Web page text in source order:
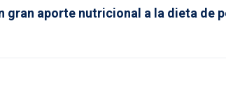
gran aporte nutricional a la dieta de